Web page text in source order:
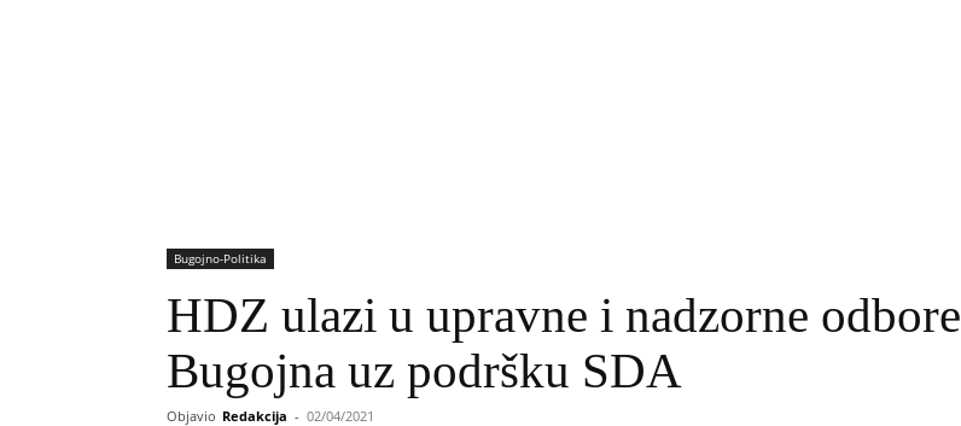
Bugojno-Politika
HDZ ulazi u upravne i nadzorne odbore
Bugojna uz podršku SDA
Objavio Redakcija - 02/04/2021